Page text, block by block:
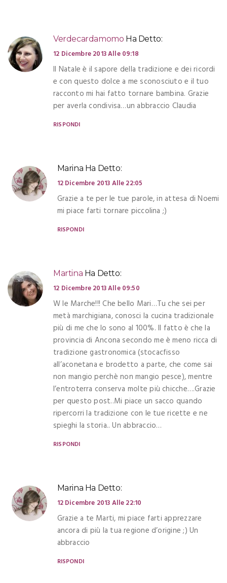
Verdecardamomo Ha Detto:
12 Dicembre 2013 Alle 09:18
Il Natale è il sapore della tradizione e dei ricordi
e con questo dolce a me sconosciuto e il tuo
racconto mi hai fatto tornare bambina. Grazie
per averla condivisa…un abbraccio Claudia
RISPONDI
Marina Ha Detto:
12 Dicembre 2013 Alle 22:05
Grazie a te per le tue parole, in attesa di Noemi
mi piace farti tornare piccolina ;)
RISPONDI
Martina Ha Detto:
12 Dicembre 2013 Alle 09:50
W le Marche!!! Che bello Mari…Tu che sei per
metà marchigiana, conosci la cucina tradizionale
più di me che lo sono al 100%. Il fatto è che la
provincia di Ancona secondo me è meno ricca di
tradizione gastronomica (stocacfisso
all’aconetana e brodetto a parte, che come sai
non mangio perchè non mangio pesce), mentre
l’entroterra conserva molte più chicche….Grazie
per questo post..Mi piace un sacco quando
ripercorri la tradizione con le tue ricette e ne
spieghi la storia.. Un abbraccio…
RISPONDI
Marina Ha Detto:
12 Dicembre 2013 Alle 22:10
Grazie a te Marti, mi piace farti apprezzare
ancora di più la tua regione d’origine ;) Un
abbraccio
RISPONDI